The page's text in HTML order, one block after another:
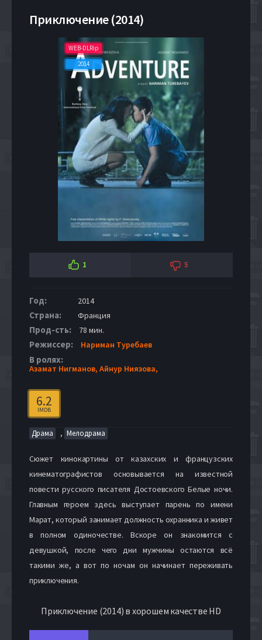
Приключение (2014)
WEB-DLRip
2014
1 5
Год: 2014
Страна: Франция
Прод-сть: 78 мин.
Режиссер: Нариман Туребаев
В ролях:
Азамат Нигманов, Айнур Ниязова,
6.2
IMDB
Драма , Мелодрама
Сюжет кинокартины от казахских и французских
кинематографистов основывается на известной
повести русского писателя Достоевского Белые ночи.
Главным героем здесь выступает парень по имени
Марат, который занимает должность охранника и живет
в полном одиночестве. Вскоре он знакомится с
девушкой, после чего дни мужчины остаются всё
такими же, а вот по ночам он начинает переживать
приключения.
Приключение (2014) в хорошем качестве HD